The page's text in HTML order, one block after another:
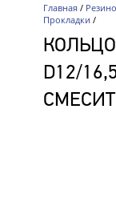
Главная/
Прокладки /
D12/